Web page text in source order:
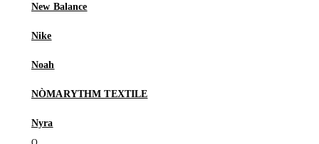
New Balance
Nike
Noah
NÒMARYTHM TEXTILE
Nyra